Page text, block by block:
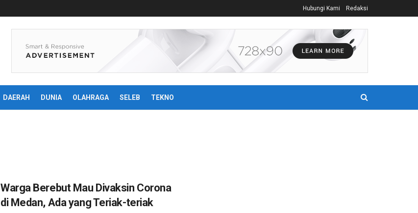
Hubungi Kami Redaksi
DAERAH DUNIA OLAHRAGA SELEB TEKNO
Warga Berebut Mau Divaksin Corona
di Medan, Ada yang Teriak-teriak